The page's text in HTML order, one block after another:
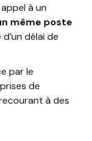
à un
même poste
délai de
par le
de
à des